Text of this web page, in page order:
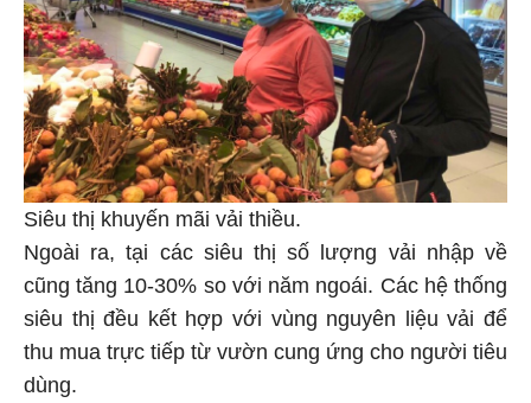
Siêu thị khuyến mãi vải thiều.
Ngoài ra, tại các siêu thị số lượng vải nhập về
cũng tăng 10-30% so với năm ngoái. Các hệ thống
siêu thị đều kết hợp với vùng nguyên liệu vải để
thu mua trực tiếp từ vườn cung ứng cho người tiêu
dùng.